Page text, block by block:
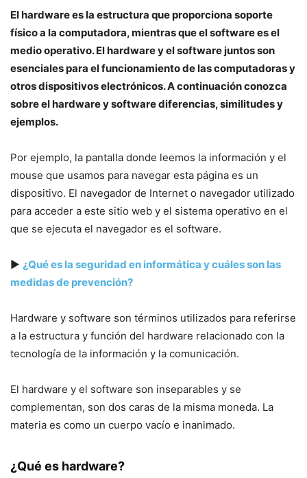
El hardware es la estructura que proporciona soporte
físico a la computadora, mientras que el software es el
medio operativo. El hardware y el software juntos son
esenciales para el funcionamiento de las computadoras y
otros dispositivos electrónicos. A continuación conozca
sobre el hardware y software diferencias, similitudes y
ejemplos.
Por ejemplo, la pantalla donde leemos la información y el
mouse que usamos para navegar esta página es un
dispositivo. El navegador de Internet o navegador utilizado
para acceder a este sitio web y el sistema operativo en el
que se ejecuta el navegador es el software.
▶ ¿Qué es la seguridad en informática y cuáles son las
medidas de prevención?
Hardware y software son términos utilizados para referirse
a la estructura y función del hardware relacionado con la
tecnología de la información y la comunicación.
El hardware y el software son inseparables y se
complementan, son dos caras de la misma moneda. La
materia es como un cuerpo vacío e inanimado.
¿Qué es hardware?